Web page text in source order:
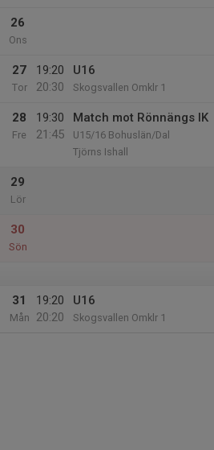
26
Ons
27
Tor
19:20
20:30
U16
Skogsvallen Omklr 1
28
Fre
19:30
21:45
Match mot Rönnängs IK
U15/16 Bohuslän/Dal
Tjörns Ishall
29
Lör
30
Sön
31
Mån
19:20
20:20
U16
Skogsvallen Omklr 1